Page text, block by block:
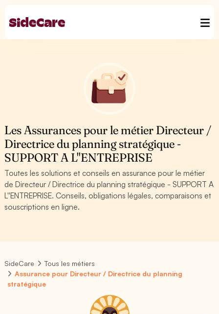
Les Assurances pour le métier Directeur /
Directrice du planning stratégique -
SUPPORT A L''ENTREPRISE
Toutes les solutions et conseils en assurance pour le métier
de Directeur / Directrice du planning stratégique - SUPPORT A
L''ENTREPRISE. Conseils, obligations légales, comparaisons et
souscriptions en ligne.
SideCare
Tous les métiers
Assurance pour Directeur / Directrice du planning
stratégique